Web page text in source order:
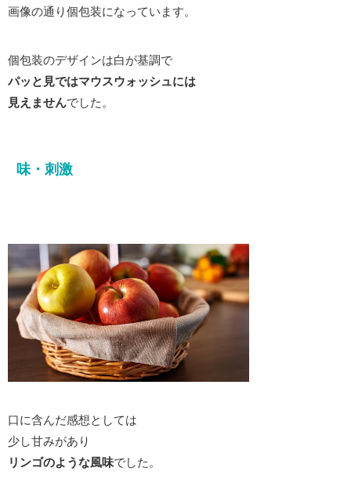
画像の通り個包装になっています。
個包装のデザインは白が基調で
パッと見ではマウスウォッシュには
見えませんでした。
味・刺激
口に含んだ感想としては
少し甘みがあり
リンゴのような風味でした。